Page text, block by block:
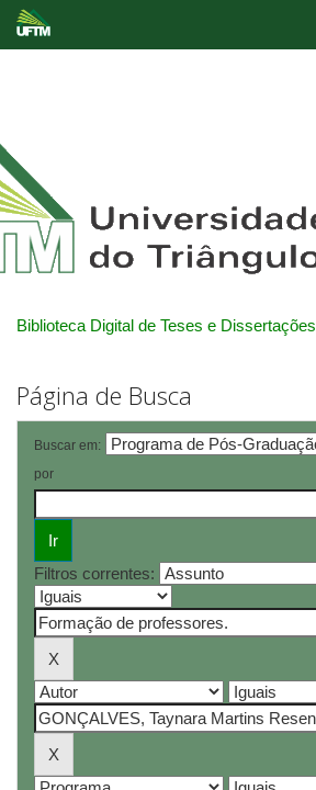
Biblioteca Digital de Teses e Dissertações
Página de Busca
Buscar em:
por
Filtros correntes: